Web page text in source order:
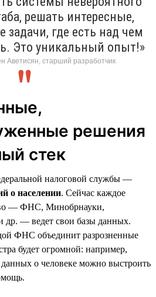
решать интересные,
задачи, где есть над чем
Это уникальный опыт!»
Аветисян, старший разработчик
решения
стек
налоговой службы —
о населении. Сейчас каждое
— ФНС, Минобрнауки,
др. — ведет свои базы данных.
ФНС объединит разрозненные
будет огромной: например,
о человеке можно выстроить